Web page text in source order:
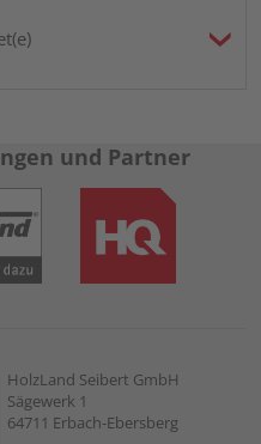
und Partner
HolzLand Seibert GmbH
Sägewerk 1
64711 Erbach-Ebersberg